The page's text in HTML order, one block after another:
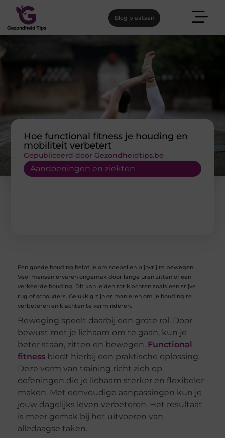
Blog plaatsen
Hoe functional fitness je houding en
mobiliteit verbetert
Aandoeningen en ziekten
Gepubliceerd door Gezondheidtips.be
Een goede houding helpt je om soepel en pijnvrij te bewegen.
Veel mensen ervaren ongemak door lange uren zitten of een
verkeerde houding. Dit kan leiden tot klachten zoals een stijve
rug of schouders. Gelukkig zijn er manieren om je houding te
verbeteren en klachten te verminderen.
Beweging speelt daarbij een grote rol. Door
bewust met je lichaam om te gaan, kun je
beter staan, zitten en bewegen. Functional
fitness biedt hierbij een praktische oplossing.
Deze vorm van training richt zich op
oefeningen die je lichaam sterker en flexibeler
maken. Met eenvoudige aanpassingen kun je
jouw dagelijks leven verbeteren. Het resultaat
is meer gemak bij het uitvoeren van
alledaagse taken.